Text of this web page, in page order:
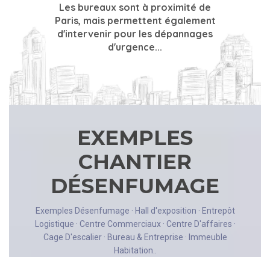
Les bureaux sont à proximité de
Paris, mais permettent également
d'intervenir pour les dépannages
d'urgence...
EXEMPLES
CHANTIER
DÉSENFUMAGE
Exemples Désenfumage · Hall d'exposition · Entrepôt
Logistique · Centre Commerciaux · Centre D'affaires ·
Cage D'escalier · Bureau & Entreprise · Immeuble
Habitation..